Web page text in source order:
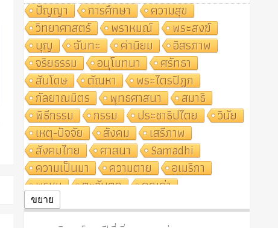
ปัญญา
การศึกษา
ความสุข
วิทยาศาสตร์
พราหมณ์
พระสงฆ์
บุญ
ฉันทะ ค่านิยม
อิสรภาพ
จริยธรรม
อนุโมทนา
ศรัทธา
สันโดษ
ตัณหา
พระไตรปิฎก
กัลยาณมิตร
พุทธศาสนา
สมาธิ
พิธีกรรม
กรรม ประชาธิปไตย
วินัย
เหตุ-ปัจจัย
สังคม
เสรีภาพ
สังคมไทย
ศาสนา
Samādhi
ความเป็นมา
ความตาย
อเมริกา
พรหม
ตะวันตก
คุณค่า
ปฏิจจสมุปบาท
ศาสนาประจำชาติ
ขยาย